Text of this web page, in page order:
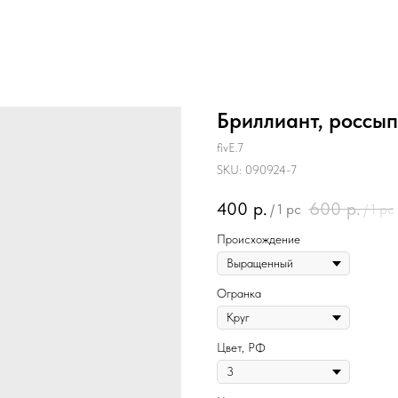
Бриллиант,
fivE.7
SKU: 090924-7
400 р. / 1 pc 600 р./1 pc
Происхождение
Огранка
Цвет, РФ